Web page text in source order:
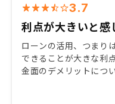
3.7
利点が大きいと感
ローンの活用、つまり
できることが大きな利
金面のデメリットにつ